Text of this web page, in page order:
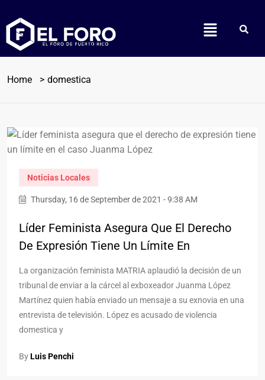
Home domestica
Noticias Locales
Thursday, 16 de September de 2021 - 9:38 AM
Líder Feminista Asegura Que El Derecho
De Expresión Tiene Un Límite En
La organización feminista MATRIA aplaudió la decisión de un
tribunal de enviar a la cárcel al exboxeador Juanma López
Martínez quien había enviado un mensaje a su exnovia en una
entrevista de televisión. López es acusado de violencia
domestica y
ByLuis Penchi